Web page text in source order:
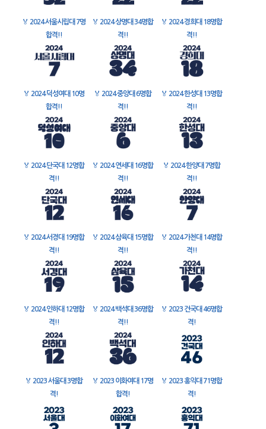
🏅 2024 서울시립대 7명
합격!!
🏅 2024 상명대 34명합
격!!
🏅 2024 경희대 18명합
격!!
🏅 2024 덕성여대 10명
합격!!
🏅 2024 중앙대 6명합
격!!
🏅 2024 한성대 13명합
격!!
🏅 2024 단국대 12명합
격!!
🏅 2024 연세대 16명합
격!!
🏅 2024 한양대 7명합
격!!
🏅 2024 서경대 19명합
격!!
🏅 2024 삼육대 15명합
격!!
🏅 2024 가천대 14명합
격!!
🏅 2024 인하대 12명합
격!!
🏅 2024 백석대 36명합
격!!
🏅 2023 건국대 46명합
격!
🏅 2023 서울대 3명합
격!
🏅 2023 이화여대 17명
합격!
🏅 2023 홍익대 71명합
격!